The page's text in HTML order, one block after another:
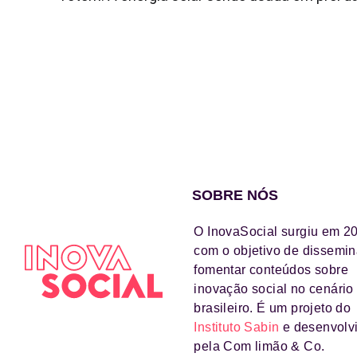
SOBRE NÓS
O InovaSocial surgiu em
com o objetivo de
fomentar conteúdos sobre
inovação social no cenário
brasileiro. É um projeto do
Instituto Sabin e
pela Com limão & Co.